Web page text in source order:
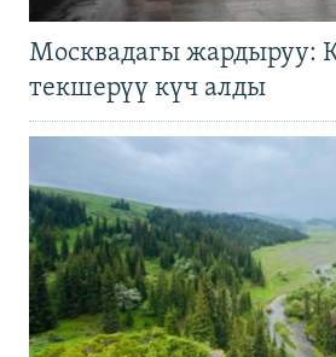
Москвадагы жардыруу:
текшерүү күч алды